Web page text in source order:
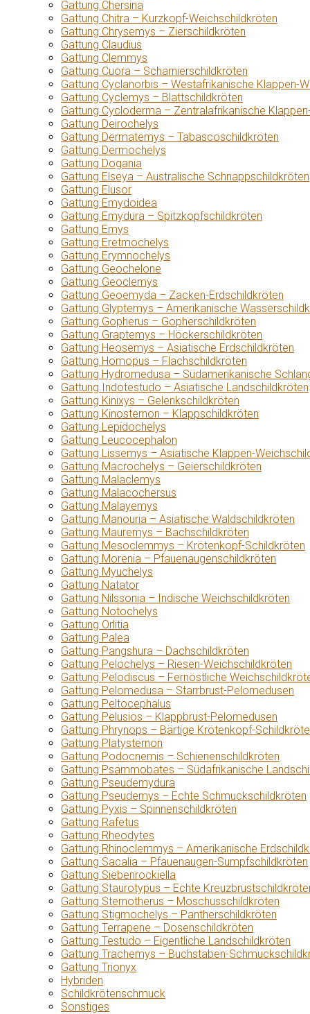
Gattung Chersina
Gattung Chitra – Kurzkopf-Weichschildkröten
Gattung Chrysemys – Zierschildkröten
Gattung Claudius
Gattung Clemmys
Gattung Cuora – Scharnierschildkröten
Gattung Cyclanorbis – Westafrikanische Klappen-
Gattung Cyclemys – Blattschildkröten
Gattung Cycloderma – Zentralafrikanische
Gattung Deirochelys
Gattung Dermatemys – Tabascoschildkröten
Gattung Dermochelys
Gattung Dogania
Gattung Elseya – Australische Schnappschildkröten
Gattung Elusor
Gattung Emydoidea
Gattung Emydura – Spitzkopfschildkröten
Gattung Emys
Gattung Eretmochelys
Gattung Erymnochelys
Gattung Geochelone
Gattung Geoclemys
Gattung Geoemyda – Zacken-Erdschildkröten
Gattung Glyptemys – Amerikanische
Gattung Gopherus – Gopherschildkröten
Gattung Graptemys – Höckerschildkröten
Gattung Heosemys – Asiatische Erdschildkröten
Gattung Homopus – Flachschildkröten
Gattung Hydromedusa – Südamerikanische
Gattung Indotestudo – Asiatische Landschildkröten
Gattung Kinixys – Gelenkschildkröten
Gattung Kinosternon – Klappschildkröten
Gattung Lepidochelys
Gattung Leucocephalon
Gattung Lissemys – Asiatische Klappen-
Gattung Macrochelys – Geierschildkröten
Gattung Malaclemys
Gattung Malacochersus
Gattung Malayemys
Gattung Manouria – Asiatische Waldschildkröten
Gattung Mauremys – Bachschildkröten
Gattung Mesoclemmys – Krötenkopf-Schildkröten
Gattung Morenia – Pfauenaugenschildkröten
Gattung Myuchelys
Gattung Natator
Gattung Nilssonia – Indische Weichschildkröten
Gattung Notochelys
Gattung Orlitia
Gattung Palea
Gattung Pangshura – Dachschildkröten
Gattung Pelochelys – Riesen-Weichschildkröten
Gattung Pelodiscus – Fernöstliche
Gattung Pelomedusa – Starrbrust-Pelomedusen
Gattung Peltocephalus
Gattung Pelusios – Klappbrust-Pelomedusen
Gattung Phrynops – Bärtige Krötenkopf-
Gattung Platysternon
Gattung Podocnemis – Schienenschildkröten
Gattung Psammobates – Südafrikanische
Gattung Pseudemydura
Gattung Pseudemys – Echte Schmuckschildkröten
Gattung Pyxis – Spinnenschildkröten
Gattung Rafetus
Gattung Rheodytes
Gattung Rhinoclemmys – Amerikanische
Gattung Sacalia – Pfauenaugen-Sumpfschildkröten
Gattung Siebenrockiella
Gattung Staurotypus – Echte
Gattung Sternotherus – Moschusschildkröten
Gattung Stigmochelys – Pantherschildkröten
Gattung Terrapene – Dosenschildkröten
Gattung Testudo – Eigentliche Landschildkröten
Gattung Trachemys – Buchstaben-
Gattung Trionyx
Hybriden
Schildkrötenschmuck
Sonstiges